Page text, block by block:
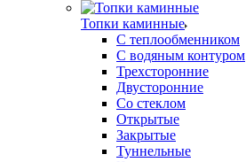
Топки каминные
С теплообменником
С водяным контуром
Трехсторонние
Двусторонние
Со стеклом
Открытые
Закрытые
Туннельные